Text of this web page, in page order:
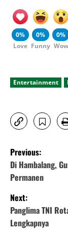
0%
Love
0%
Funny
0%
Wow
Entertainment
P
o
s
t
Previous:
Di Hambalang,
Permanen
Next:
Panglima TNI
Lengkapnya